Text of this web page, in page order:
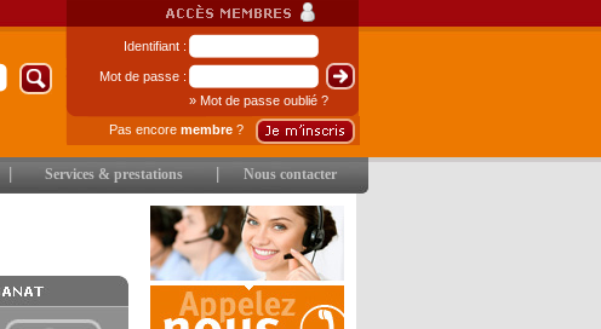
Identifiant :
Mot de passe :
» Mot de passe oublié ?
Pas encore membre ?
Services & prestations Nous contacter